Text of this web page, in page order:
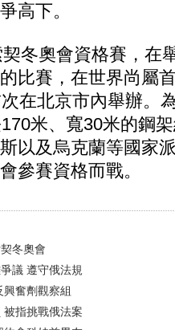
高下。
奧會資格賽，在
比賽，在世界尚屬
在北京市內舉辦。
米、寬30米的鋼
以及烏克蘭等國家
參賽資格而戰。
冬奧會
議 遵守俄法規
奮劑觀察組
指挑戰俄法案